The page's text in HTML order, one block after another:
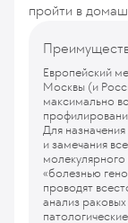
пройти в
Европейский
Москвы (и
максимально
Для
и замечания
«болезнью
проводят
анализ